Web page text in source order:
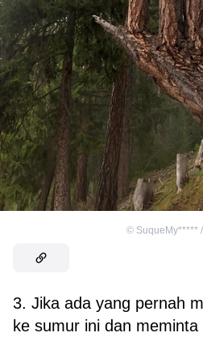
© SuqueMy*****
3. Jika ada yang pernah
ke sumur ini dan